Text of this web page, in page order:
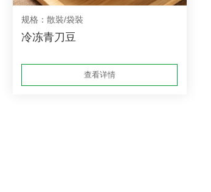
规格：散裝/袋裝
冷冻青刀豆
查看详情